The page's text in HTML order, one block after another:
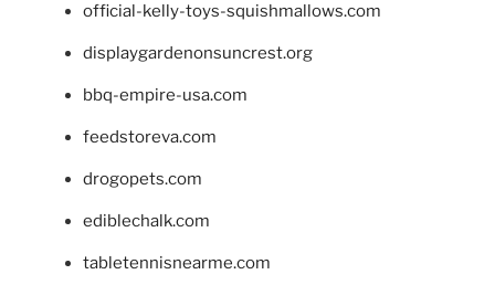
official-kelly-toys-squishmallows.com
displaygardenonsuncrest.org
bbq-empire-usa.com
feedstoreva.com
drogopets.com
ediblechalk.com
tabletennisnearme.com